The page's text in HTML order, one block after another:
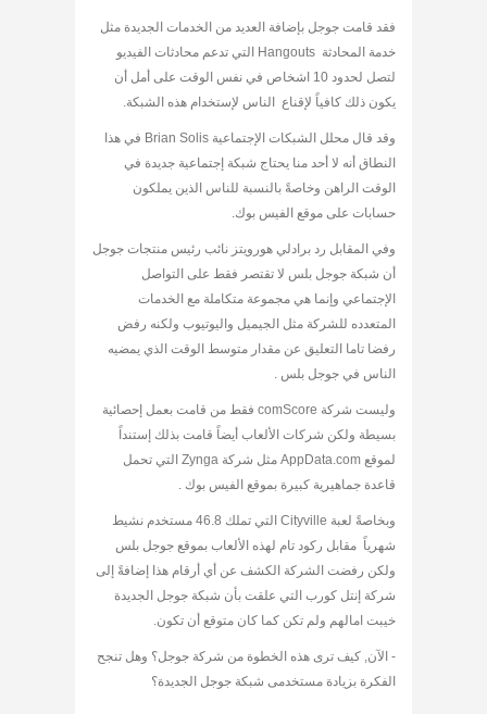
فقد قامت جوجل بإضافة العديد من الخدمات الجديدة مثل
خدمة المحادثة Hangouts التي تدعم محادثات الفيديو
لتصل لحدود 10 اشخاص في نفس الوقت على أمل أن
يكون ذلك كافياً لإقناع الناس لإستخدام هذه الشبكة.
وقد قال محلل الشبكات الإجتماعية Brian Solis في هذا
النطاق أنه لا أحد منا يحتاج شبكة إجتماعية جديدة في
الوقت الراهن وخاصةً بالنسبة للناس الذين يملكون
حسابات على موقع الفيس بوك.
وفي المقابل رد برادلي هورويتز نائب رئيس منتجات جوجل
أن شبكة جوجل بلس لا تقتصر فقط على التواصل
الإجتماعي وإنما هي مجموعة متكاملة مع الخدمات
المتعدده للشركة مثل الجيميل واليوتيوب ولكنه رفض
رفضا تاما التعليق عن مقدار متوسط الوقت الذي يمضيه
الناس في جوجل بلس .
وليست شركة comScore فقط من قامت بعمل إحصائية
بسيطة ولكن شركات الألعاب أيضاً قامت بذلك إستنداً
لموقع AppData.com مثل شركة Zynga التي تحمل
قاعدة جماهيرية كبيرة بموقع الفيس بوك .
وبخاصةً لعبة Cityville التي تملك 46.8 مستخدم نشيط
شهرياً مقابل ركود تام لهذه الألعاب بموقع جوجل بلس
ولكن رفضت الشركة الكشف عن أي أرقام هذا إضافةً إلى
شركة إنتل كورب التي علقت بأن شبكة جوجل الجديدة
خيبت امالهم ولم تكن كما كان متوقع أن تكون.
- الآن, كيف ترى هذه الخطوة من شركة جوجل؟ وهل تنجح
الفكرة بزيادة مستخدمى شبكة جوجل الجديدة؟